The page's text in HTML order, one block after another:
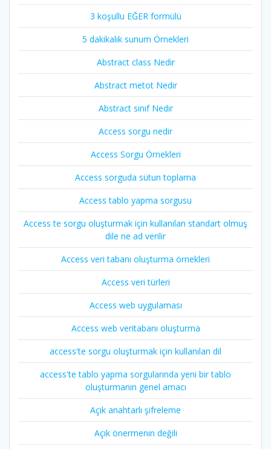
3 koşullu EĞER formülü
5 dakikalık sunum Örnekleri
Abstract class Nedir
Abstract metot Nedir
Abstract sınıf Nedir
Access sorgu nedir
Access Sorgu Örnekleri
Access sorguda sütun toplama
Access tablo yapma sorgusu
Access te sorgu oluşturmak için kullanılan standart olmuş
dile ne ad verilir
Access veri tabanı oluşturma örnekleri
Access veri türleri
Access web uygulaması
Access web veritabanı oluşturma
access'te sorgu oluşturmak için kullanılan dil
access'te tablo yapma sorgularında yeni bir tablo
oluşturmanın genel amacı
Açık anahtarlı şifreleme
Açık önermenin değili